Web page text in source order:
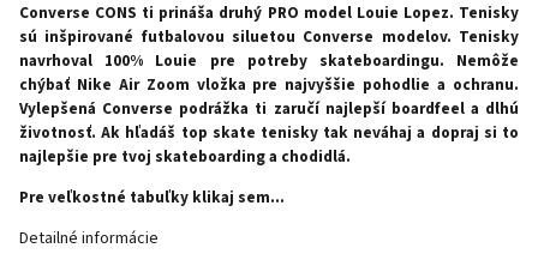
Converse CONS ti prináša druhý PRO model Louie Lopez. Tenisky
sú inšpirované futbalovou siluetou Converse modelov. Tenisky
navrhoval 100% Louie pre potreby skateboardingu. Nemôže
chýbať Nike Air Zoom vložka pre najvyššie pohodlie a ochranu.
Vylepšená Converse podrážka ti zaručí najlepší boardfeel a dlhú
životnosť. Ak hľadáš top skate tenisky tak neváhaj a dopraj si to
najlepšie pre tvoj skateboarding a chodidlá.
Pre veľkostné tabuľky klikaj sem...
Detailné informácie